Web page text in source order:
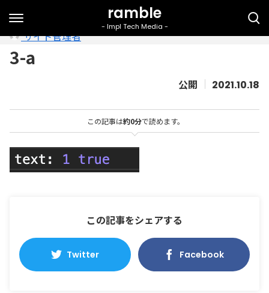
サイト管理者
3-a
2021.10.18
この記事は約0分で読めます。
この記事をシェアする
Twitter Facebook